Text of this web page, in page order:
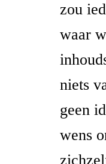
zou
waar
niets
geen
wens